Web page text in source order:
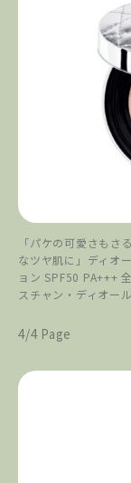
「パケの可愛さも
なツヤ肌に」ディオ
ョン SPF50 PA+++
スチャン・ディオール
4/4 Page